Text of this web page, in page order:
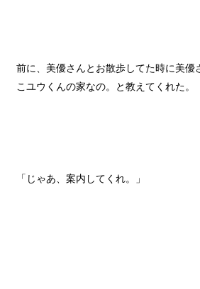
前に、美優さんとお散歩してた時に美優
こユウくんの家なの。と教えてくれた。
「じゃあ、案内してくれ。」